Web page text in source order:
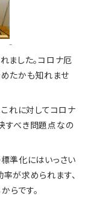
ました。コロナ厄
たかも知れませ
これに対してコロナ
すべき問題点なの
準化にはいっさい
が求められます、
らです。